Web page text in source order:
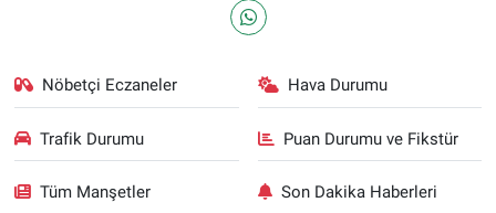
Nöbetçi Eczaneler Hava Durumu
Trafik Durumu Puan Durumu ve Fikstür
Tüm Manşetler Son Dakika Haberleri